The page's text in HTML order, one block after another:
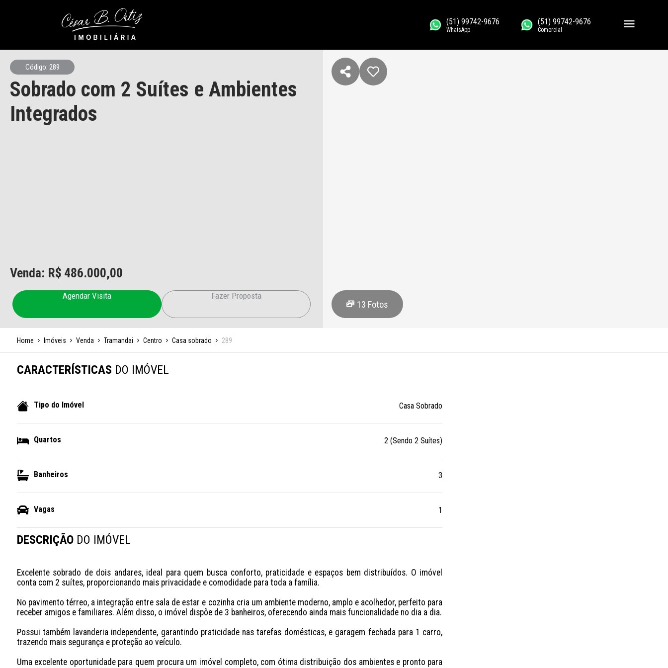
(51) 99742-9676
WhatsApp
(51) 99742-9676
Comercial
Código: 289
Sobrado com 2 Suítes e Ambientes
Integrados
Venda: R$ 486.000,00
Agendar Visita Fazer Proposta
13 Fotos
Home Imóveis Venda Tramandai Centro Casa sobrado 289
CARACTERÍSTICAS DO IMÓVEL
Tipo do Imóvel Casa Sobrado
Quartos 2 (Sendo 2 Suítes)
Banheiros 3
Vagas 1
DESCRIÇÃO DO IMÓVEL
Excelente sobrado de dois andares, ideal para quem busca conforto, praticidade e espaços bem distribuídos. O imóvel
conta com 2 suítes, proporcionando mais privacidade e comodidade para toda a família.
No pavimento térreo, a integração entre sala de estar e cozinha cria um ambiente moderno, amplo e acolhedor, perfeito para
receber amigos e familiares. Além disso, o imóvel dispõe de 3 banheiros, oferecendo ainda mais funcionalidade no dia a dia.
Possui também lavanderia independente, garantindo praticidade nas tarefas domésticas, e garagem fechada para 1 carro,
trazendo mais segurança e proteção ao veículo.
Uma excelente oportunidade para quem procura um imóvel completo, com ótima distribuição dos ambientes e pronto para